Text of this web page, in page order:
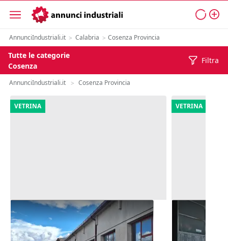
AnnunciIndustriali.it > Calabria > Cosenza Provincia
Tutte le categorie
Cosenza
Filtra
AnnunciIndustriali.it > Cosenza Provincia
VETRINA
#2639752 Capannoni con uffici,
piazzali e terreno pertinenziale
741.731 €
VETRINA
#2515055
94.043 €